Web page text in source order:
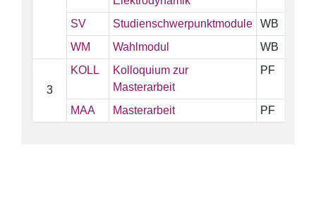
SV Studienschwerpunktmodule
WB
WM
Wahlmodul WB
3
KOLL
Kolloquium zur
Masterarbeit
PF
MAA Masterarbeit PF